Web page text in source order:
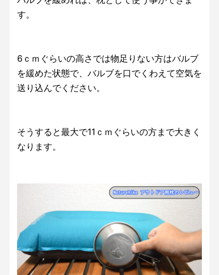
す。
6ｃｍぐらいの高さでは物足りない方はバルブ
を緩めた状態で、バルブを口でくわえて空気を
送り込んでください。
そうすると最大で11ｃｍぐらいの方まで大きく
なります。